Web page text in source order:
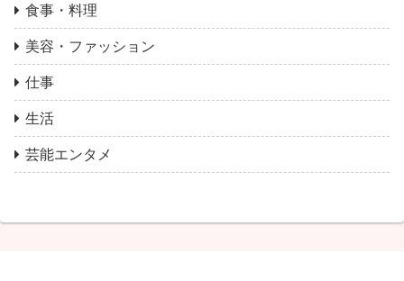
食事・料理
美容・ファッション
仕事
生活
芸能エンタメ